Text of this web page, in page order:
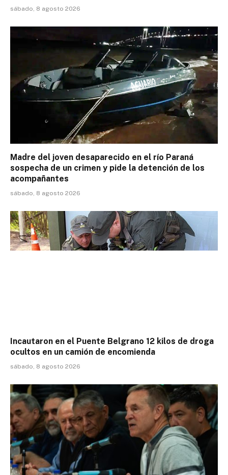
sábado, 8 agosto 2026
Madre del joven desaparecido en el río Paraná
sospecha de un crimen y pide la detención de los
acompañantes
sábado, 8 agosto 2026
Incautaron en el Puente Belgrano 12 kilos de droga
ocultos en un camión de encomienda
sábado, 8 agosto 2026